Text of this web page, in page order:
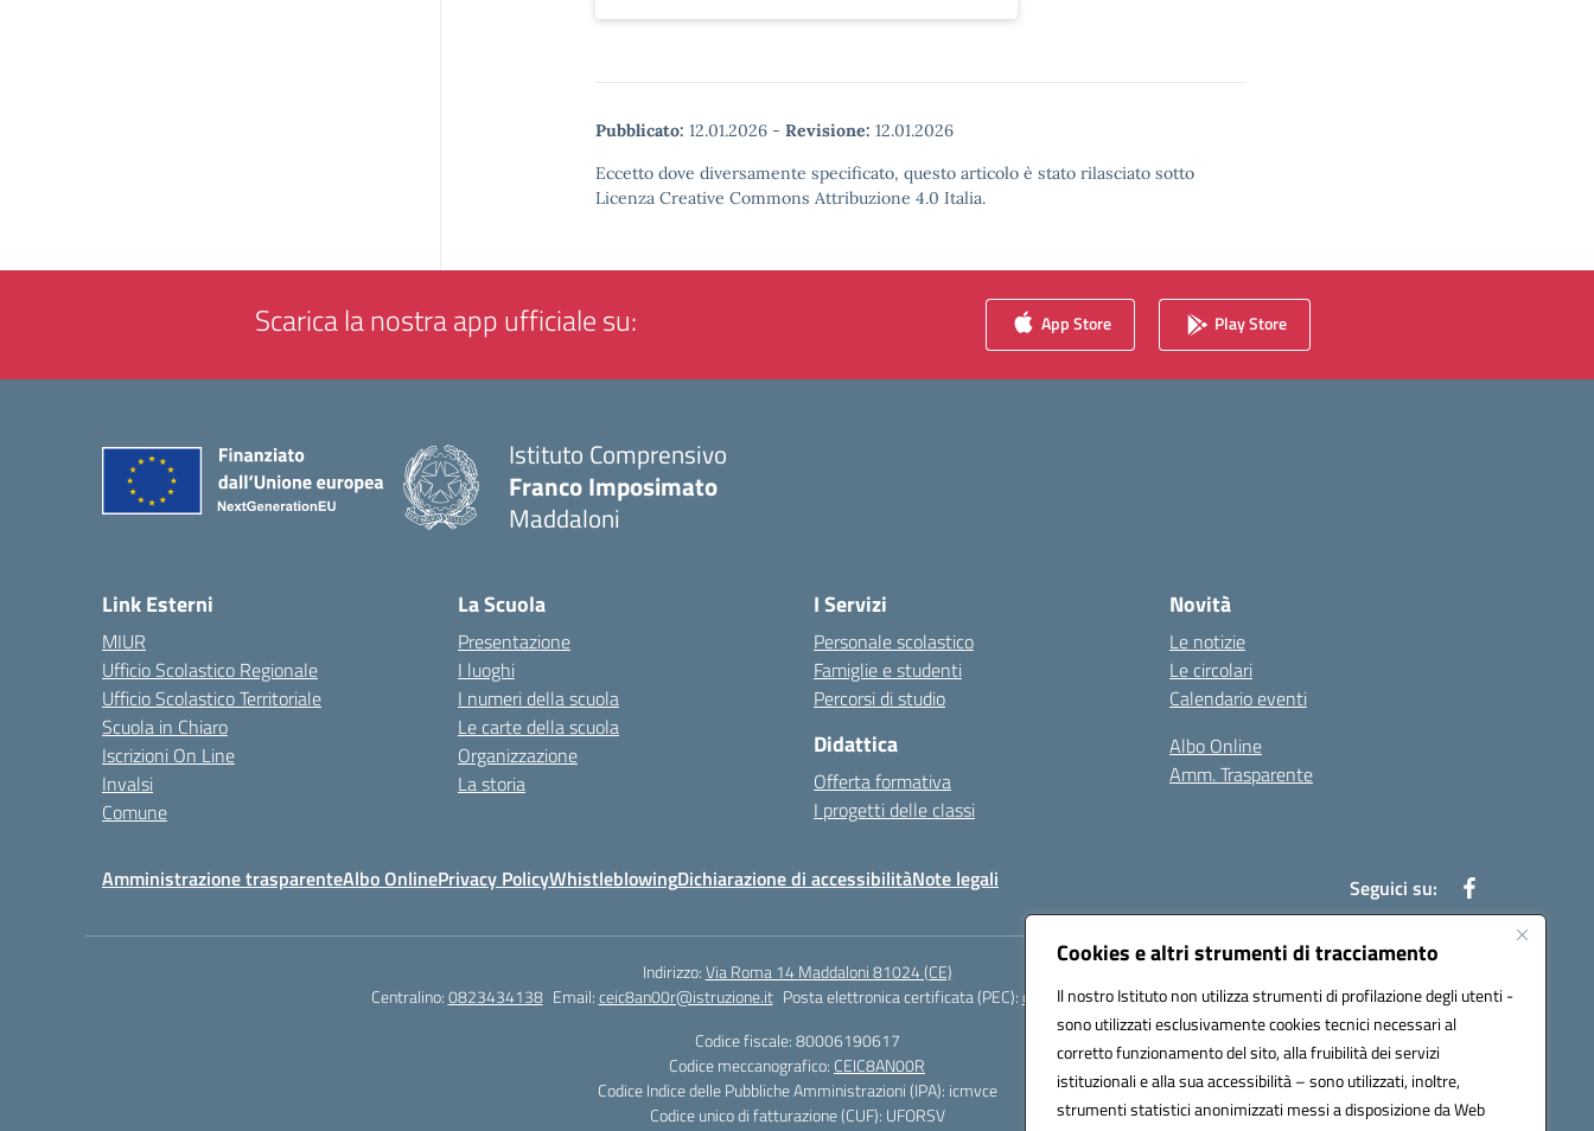
Cookies e altri strumenti di tracciamento
Il nostro Istituto non utilizza strumenti di profilazione degli utenti -
sono utilizzati esclusivamente cookies tecnici necessari al
corretto funzionamento del sito, alla fruibilità dei servizi
istituzionali e alla sua accessibilità – sono utilizzati, inoltre,
strumenti statistici anonimizzati messi a disposizione da Web
Pubblicato: 12.01.2026 - Revisione: 12.01.2026
Eccetto dove diversamente specificato, questo articolo è stato rilasciato sotto
Licenza Creative Commons Attribuzione 4.0 Italia.
Scarica la nostra app ufficiale su: App Store Play Store
Istituto Comprensivo
Franco Imposimato
Maddaloni
Link Esterni
MIUR
Ufficio Scolastico Regionale
Ufficio Scolastico Territoriale
Scuola in Chiaro
Iscrizioni On Line
Invalsi
Comune
La Scuola
Presentazione
I luoghi
I numeri della scuola
Le carte della scuola
Organizzazione
La storia
I Servizi
Personale scolastico
Famiglie e studenti
Percorsi di studio
Didattica
Offerta formativa
I progetti delle classi
Novità
Le notizie
Le circolari
Calendario eventi
Albo Online
Amm. Trasparente
Amministrazione trasparenteAlbo OnlinePrivacy PolicyWhistleblowingDichiarazione di accessibilitàNote legali Seguici su:
Indirizzo:Via Roma 14 Maddaloni 81024 (CE)
Centralino:0823434138 Email:ceic8an00r@istruzione.it Posta elettronica certificata (PEC):ceic8an00r@pec.istruzione.it
Codice fiscale: 80006190617
Codice meccanografico: CEIC8AN00R
Codice Indice delle Pubbliche Amministrazioni (IPA): icmvce
Codice unico di fatturazione (CUF): UFORSV